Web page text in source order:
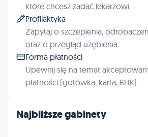
Najbliższe gabinety
które chcesz zadać lekarzowi
Profilaktyka
Zapytaj o szczepienia,
oraz o przegląd uzębienia
Forma płatności
Upewnij się na temat
płatności (gotówka, karta, BLIK)